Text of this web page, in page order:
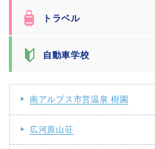
トラベル
自動車学校
南アルプス市営温泉 樹園
広河原山荘